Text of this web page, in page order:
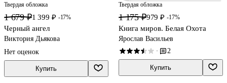
Твердая обложка
1 679 ₽1 399 ₽ -17%
Черный ангел
Виктория Дьякова
Нет оценок
Купить
Твердая обложка
1 175 ₽979 ₽ -17%
Книга миров. Белая Охота
Ярослав Васильев
· 2
Купить